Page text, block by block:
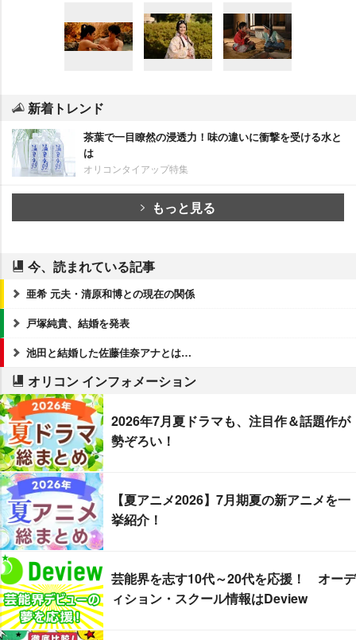
新着トレンド
茶葉で一目瞭然の浸透力！味の違いに衝撃を受ける水と
は
オリコンタイアップ特集
もっと見る
今、読まれている記事
亜希 元夫・清原和博との現在の関係
戸塚純貴、結婚を発表
池田と結婚した佐藤佳奈アナとは…
オリコン インフォメーション
2026年7月夏ドラマも、注目作＆話題作が
勢ぞろい！
【夏アニメ2026】7月期夏の新アニメを一
挙紹介！
芸能界を志す10代～20代を応援！ オーデ
ィション・スクール情報はDeview